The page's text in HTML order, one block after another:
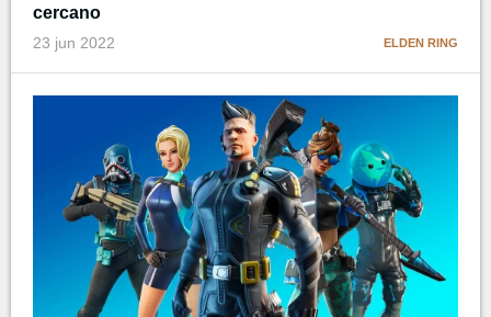
cercano
23 jun 2022 ELDEN RING